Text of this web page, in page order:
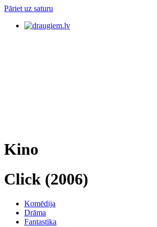
Pāriet uz saturu
Kino
Click (2006)
Komēdija
Drāma
Fantastika